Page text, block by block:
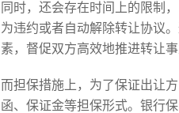
同时，还会存在时间上的限制
为违约或者自动解除转让协议
素，督促双方高效地推进转让事
而担保措施上，为了保证出让
函、保证金等担保形式。银行